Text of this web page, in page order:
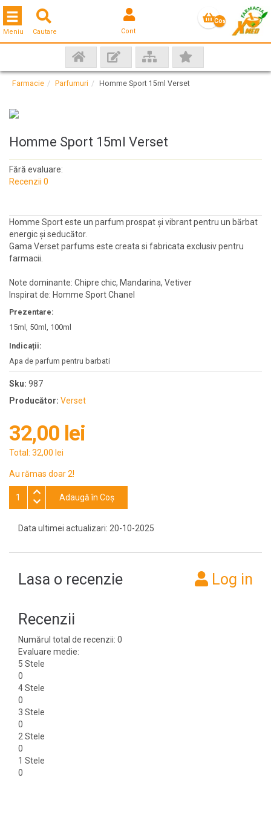
Cautare Cont
Coş
Toggle navigation
Meniu
Farmacie Parfumuri Homme Sport 15ml Verset
Homme Sport 15ml Verset
Fără evaluare:
Recenzii 0
Homme Sport este un parfum prospat și vibrant pentru un bărbat
energic și seducător.
Gama Verset parfums este creata si fabricata exclusiv pentru
farmacii.
Note dominante: Chipre chic, Mandarina, Vetiver
Inspirat de: Homme Sport Chanel
Prezentare:
15ml, 50ml, 100ml
Indicații:
Apa de parfum pentru barbati
Sku: 987
Producător: Verset
32,00 lei
Total: 32,00 lei
Au rămas doar 2!
Adaugă în Coş
Data ultimei actualizari: 20-10-2025
Lasa o recenzie Log in
Recenzii
Numărul total de recenzii: 0
Evaluare medie:
5 Stele
0
4 Stele
0
3 Stele
0
2 Stele
0
1 Stele
0